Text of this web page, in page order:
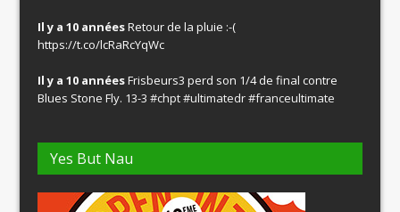
Il y a 10 annéesRetour de la pluie :-(
https://t.co/lcRaRcYqWc
Il y a 10 annéesFrisbeurs3 perd son 1/4 de final contre
Blues Stone Fly. 13-3#chpt#ultimatedr#franceultimate
Yes But Nau